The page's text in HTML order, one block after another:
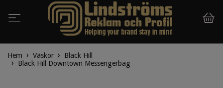
Hem Väskor
Black Hill
Black Hill Downtown Messengerbag